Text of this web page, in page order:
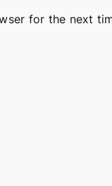
for the next